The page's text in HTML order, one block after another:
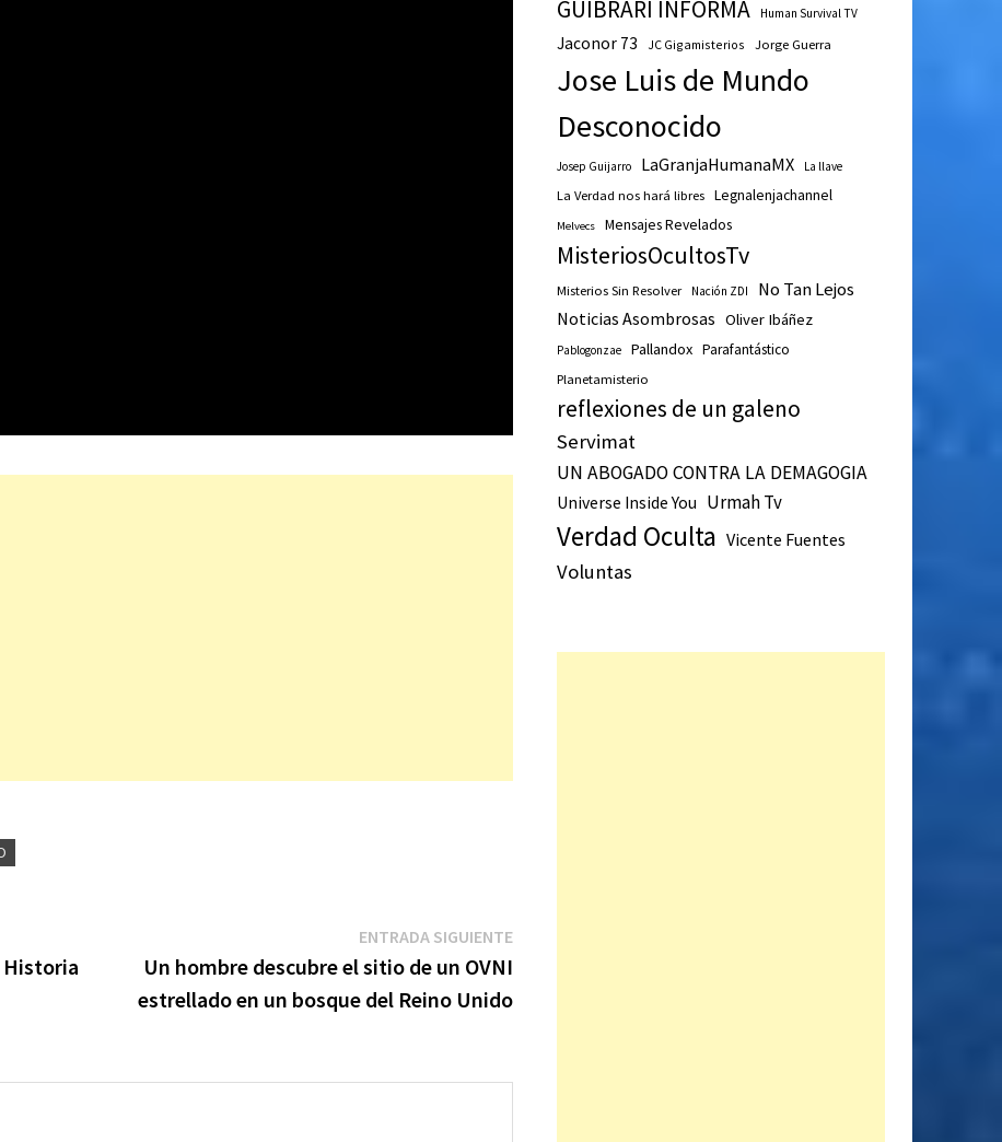
Historia
ENTRADA SIGUIENTEEntrada
siguiente:
Un hombre descubre el sitio de un OVNI
estrellado en un bosque del Reino Unido
GUIBRARI INFORMA Human Survival TV
Jaconor 73 JC Gigamisterios Jorge Guerra
Jose Luis de Mundo
Desconocido
Josep Guijarro LaGranjaHumanaMX La llave
La Verdad nos hará libres Legnalenjachannel
Melvecs Mensajes Revelados
MisteriosOcultosTv
Misterios Sin Resolver Nación ZDI No Tan Lejos
Noticias Asombrosas Oliver Ibáñez
Pablogonzae Pallandox Parafantástico
Planetamisterio
reflexiones de un galeno
Servimat
UN ABOGADO CONTRA LA DEMAGOGIA
Universe Inside You Urmah Tv
Verdad Oculta Vicente Fuentes
Voluntas